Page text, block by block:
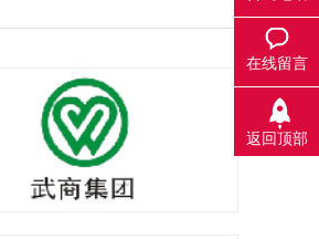
在线留言
返回顶部